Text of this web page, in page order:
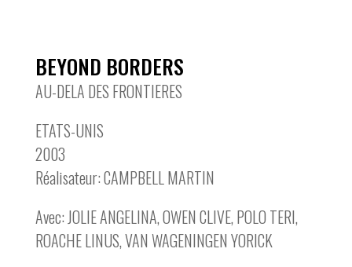
BEYOND BORDERS
AU-DELA DES FRONTIERES
ETATS-UNIS
2003
Réalisateur: CAMPBELL MARTIN
Avec: JOLIE ANGELINA, OWEN CLIVE, POLO TERI,
ROACHE LINUS, VAN WAGENINGEN YORICK